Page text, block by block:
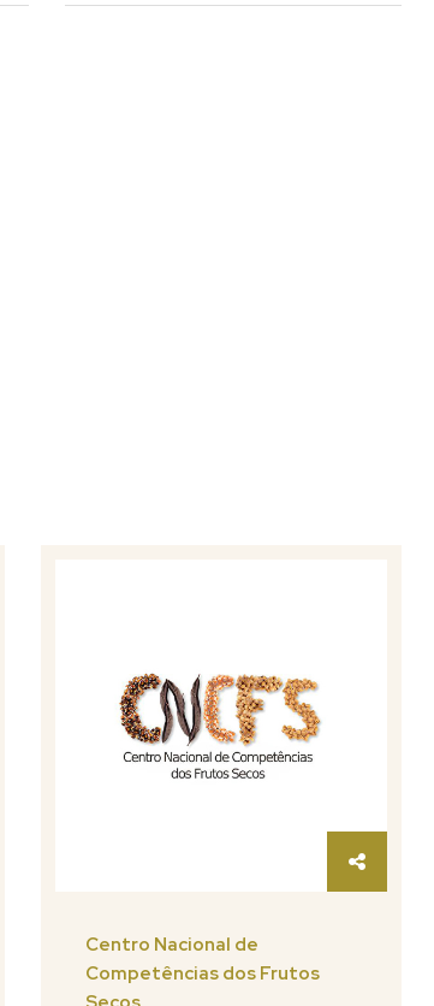
Centro Nacional de
Competências dos Frutos